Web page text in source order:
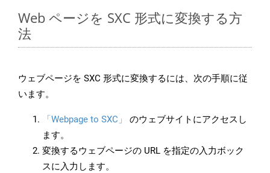
Web ページを SXC 形式に変換する方
法
ウェブページを SXC 形式に変換するには、次の手順に従
います。
「Webpage to SXC」
のウェブサイトにアクセスし
ます。
変換するウェブページの URL を指定の入力ボック
スに入力します。